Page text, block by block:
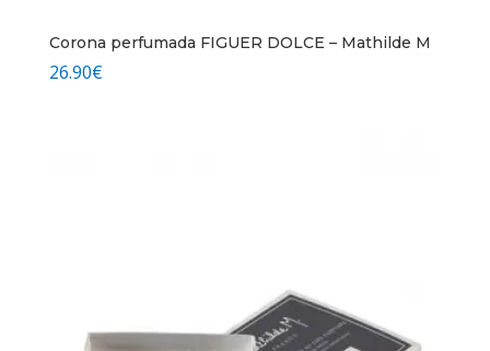
Corona perfumada FIGUER DOLCE – Mathilde M
26.90€